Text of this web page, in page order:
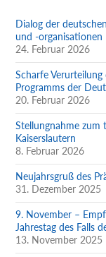
Dialog der
und -organisationen
24. Februar 2026
Scharfe
Programms der
20. Februar 2026
Stellungnahme zum
Kaiserslautern
8. Februar 2026
Neujahrsgruß des
31. Dezember 2025
9. November –
Jahrestag des Falls
13. November 2025